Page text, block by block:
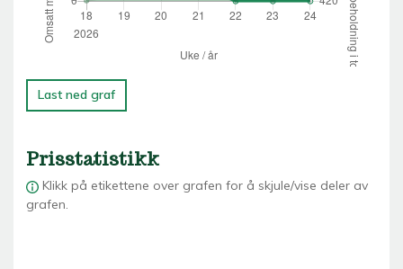
Last ned graf
Prisstatistikk
Klikk på etikettene over grafen for å skjule/vise deler av
grafen.